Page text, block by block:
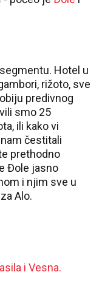
Hotel u
rižoto, sve
predivnog
smo 25
ili kako vi
čestitali
prethodno
Đole jasno
i njim sve u
Alo.
i Vesna.